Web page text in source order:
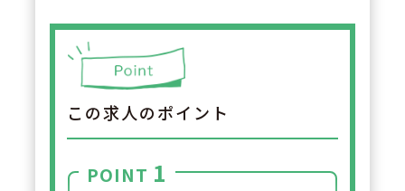
この求人のポイント
POINT 1